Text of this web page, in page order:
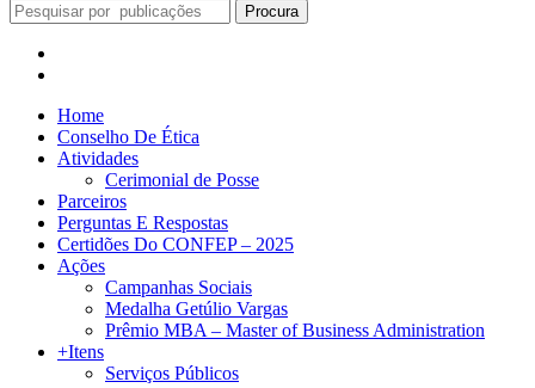
Procura
Home
Conselho De Ética
Atividades
Cerimonial de Posse
Parceiros
Perguntas E Respostas
Certidões Do CONFEP – 2025
Ações
Campanhas Sociais
Medalha Getúlio Vargas
Prêmio MBA – Master of Business Administration
+Itens
Serviços Públicos